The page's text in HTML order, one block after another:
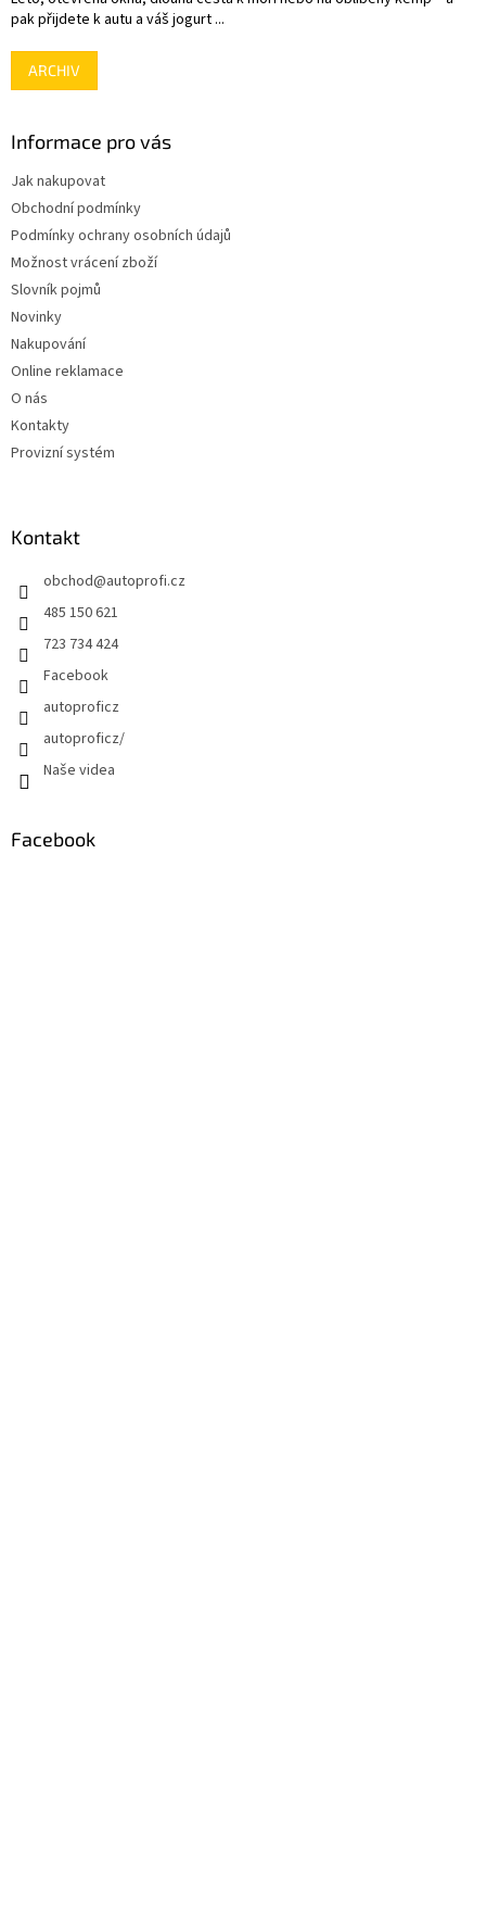
pak přijdete k autu a váš jogurt ...
ARCHIV
Informace pro vás
Jak nakupovat
Obchodní podmínky
Podmínky ochrany osobních údajů
Možnost vrácení zboží
Slovník pojmů
Novinky
Nakupování
Online reklamace
O nás
Kontakty
Provizní systém
Kontakt
obchod@autoprofi.cz
485 150 621
723 734 424
Facebook
autoproficz
autoproficz/
Naše videa
Facebook